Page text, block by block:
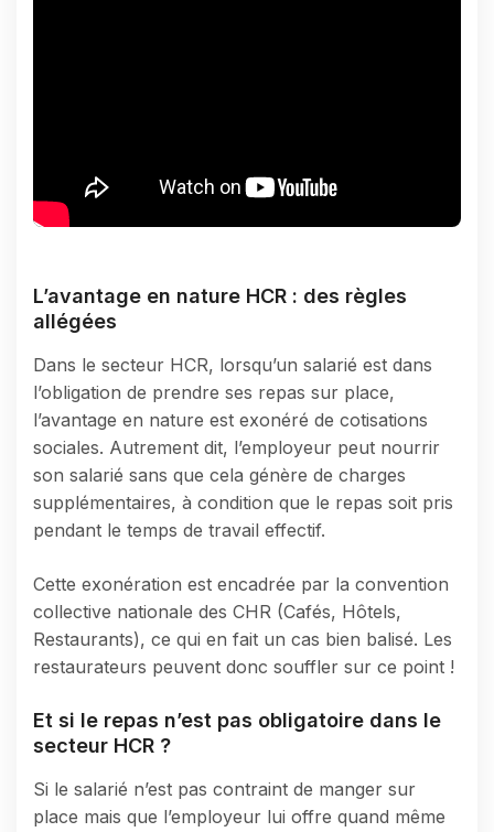
L’avantage en nature HCR : des règles
allégées
Dans le secteur HCR, lorsqu’un salarié est dans
l’obligation de prendre ses repas sur place,
l’avantage en nature est exonéré de cotisations
sociales. Autrement dit, l’employeur peut nourrir
son salarié sans que cela génère de charges
supplémentaires, à condition que le repas soit pris
pendant le temps de travail effectif.
Cette exonération est encadrée par la convention
collective nationale des CHR (Cafés, Hôtels,
Restaurants), ce qui en fait un cas bien balisé. Les
restaurateurs peuvent donc souffler sur ce point !
Et si le repas n’est pas obligatoire dans le
secteur HCR ?
Si le salarié n’est pas contraint de manger sur
place mais que l’employeur lui offre quand même